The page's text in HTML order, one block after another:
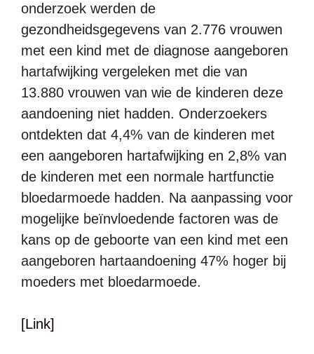
onderzoek werden de
gezondheidsgegevens van 2.776 vrouwen
met een kind met de diagnose aangeboren
hartafwijking vergeleken met die van
13.880 vrouwen van wie de kinderen deze
aandoening niet hadden. Onderzoekers
ontdekten dat 4,4% van de kinderen met
een aangeboren hartafwijking en 2,8% van
de kinderen met een normale hartfunctie
bloedarmoede hadden. Na aanpassing voor
mogelijke beïnvloedende factoren was de
kans op de geboorte van een kind met een
aangeboren hartaandoening 47% hoger bij
moeders met bloedarmoede.
[Link]